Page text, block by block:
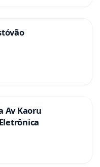
Av Kaoru